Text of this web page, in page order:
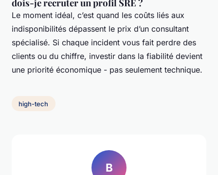
dois-je recruter un profil SRE ?
Le moment idéal, c’est quand les coûts liés aux
indisponibilités dépassent le prix d’un consultant
spécialisé. Si chaque incident vous fait perdre des
clients ou du chiffre, investir dans la fiabilité devient
une priorité économique - pas seulement technique.
high-tech
B